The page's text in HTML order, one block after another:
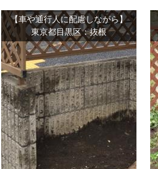
【車や通行人に配慮しながら】
東京都目黒区：抜根